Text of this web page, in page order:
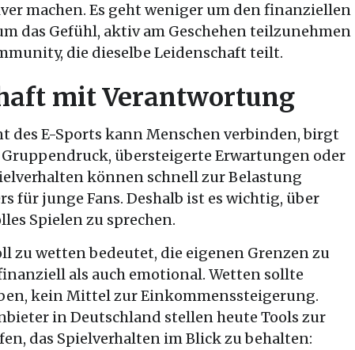
machen. Es geht weniger um den finanziellen
das Gefühl, aktiv am Geschehen teilzunehmen
die dieselbe Leidenschaft teilt.
mit Verantwortung
des E-Sports kann Menschen verbinden, birgt
Gruppendruck, übersteigerte Erwartungen oder
können schnell zur Belastung
für junge Fans. Deshalb ist es wichtig, über
Spielen zu sprechen.
zu wetten bedeutet, die eigenen Grenzen zu
als auch emotional. Wetten sollte
kein Mittel zur Einkommenssteigerung.
in Deutschland stellen heute Tools zur
das Spielverhalten im Blick zu behalten: